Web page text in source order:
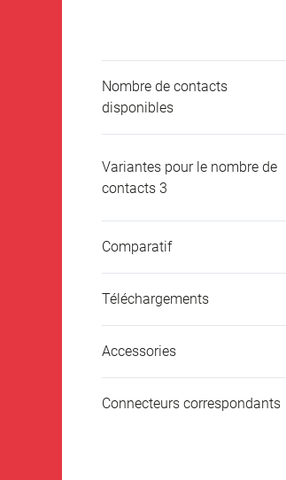
Nombre de contacts
disponibles
Variantes pour le nombre de
contacts 3
Comparatif
Téléchargements
Accessories
Connecteurs correspondants